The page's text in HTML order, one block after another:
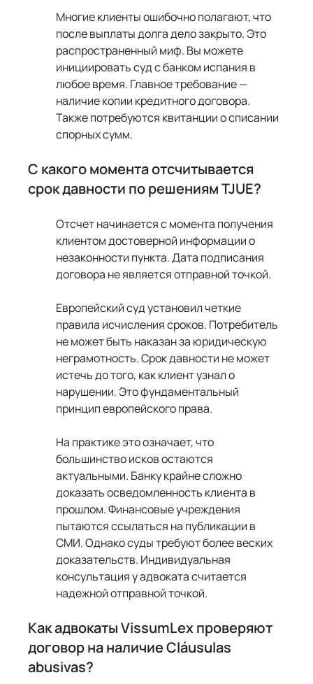
Многие клиенты ошибочно полагают, что
после выплаты долга дело закрыто. Это
распространенный миф. Вы можете
инициировать суд с банком испания в
любое время. Главное требование —
наличие копии кредитного договора.
Также потребуются квитанции о списании
спорных сумм.
С какого момента отсчитывается
срок давности по решениям TJUE?
Отсчет начинается с момента получения
клиентом достоверной информации о
незаконности пункта. Дата подписания
договора не является отправной точкой.
Европейский суд установил четкие
правила исчисления сроков. Потребитель
не может быть наказан за юридическую
неграмотность. Срок давности не может
истечь до того, как клиент узнал о
нарушении. Это фундаментальный
принцип европейского права.
На практике это означает, что
большинство исков остаются
актуальными. Банку крайне сложно
доказать осведомленность клиента в
прошлом. Финансовые учреждения
пытаются ссылаться на публикации в
СМИ. Однако суды требуют более веских
доказательств. Индивидуальная
консультация у адвоката считается
надежной отправной точкой.
Как адвокаты VissumLex проверяют
договор на наличие Cláusulas
abusivas?